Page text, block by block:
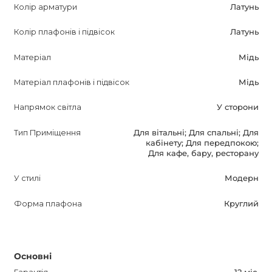
знайдете найкращі ціни і знижки, а також гарантію на
по всій Україні, щоб ви змогли отримати світильник без
обмежень.
Колір арматури Латунь
Колір плафонів і підвісок Латунь
Матеріал Мідь
Матеріал плафонів і підвісок Мідь
Напрямок світла У сторони
Тип Приміщення
Для вітальні; Для спальні; Для
кабінету; Для передпокою;
Для кафе, бару, ресторану
У стилі Модерн
Форма плафона Круглий
Основні